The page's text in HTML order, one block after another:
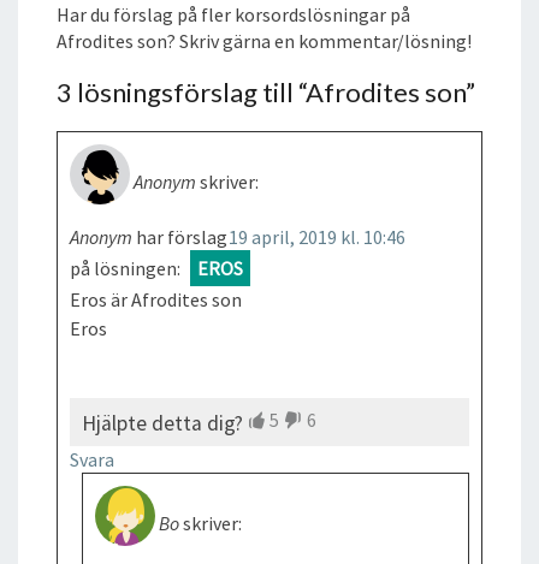
Har du förslag på fler korsordslösningar på
Afrodites son? Skriv gärna en kommentar/lösning!
3 lösningsförslag till “Afrodites son”
Anonym skriver:
19 april, 2019 kl. 10:46
Anonym har förslag
på lösningen:
EROS
Eros är Afrodites son
Eros
Hjälpte detta dig? 5
6
Svara
Boskriver: